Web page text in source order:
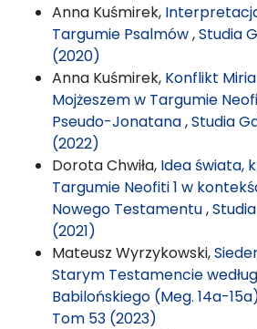
Anna Kuśmirek,
Targumie Psalmów,Studia
(2020)
Anna Kuśmirek, Konflikt
Mojżeszem w Targumie
Pseudo-Jonatana,Studia
(2022)
Dorota Chwiła, Idea świata,
Targumie Neofiti 1 w
Nowego Testamentu,
(2021)
Mateusz Wyrzykowski,
Starym Testamencie
Babilońskiego (Meg. 14a-
Tom 53 (2023)